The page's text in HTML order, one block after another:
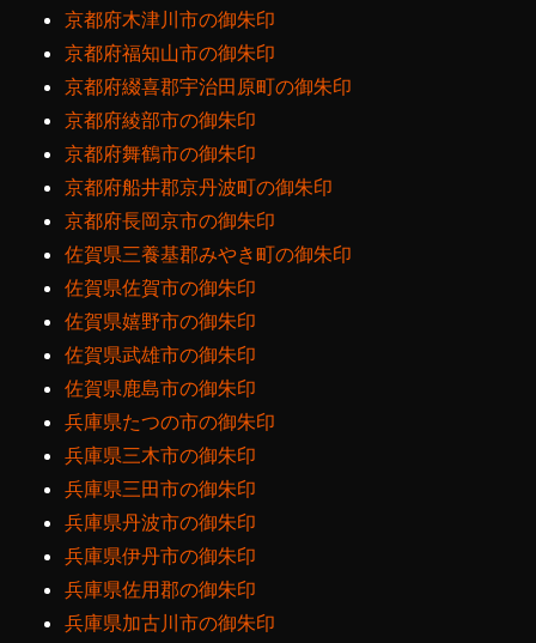
京都府木津川市の御朱印
京都府福知山市の御朱印
京都府綴喜郡宇治田原町の御朱印
京都府綾部市の御朱印
京都府舞鶴市の御朱印
京都府船井郡京丹波町の御朱印
京都府長岡京市の御朱印
佐賀県三養基郡みやき町の御朱印
佐賀県佐賀市の御朱印
佐賀県嬉野市の御朱印
佐賀県武雄市の御朱印
佐賀県鹿島市の御朱印
兵庫県たつの市の御朱印
兵庫県三木市の御朱印
兵庫県三田市の御朱印
兵庫県丹波市の御朱印
兵庫県伊丹市の御朱印
兵庫県佐用郡の御朱印
兵庫県加古川市の御朱印